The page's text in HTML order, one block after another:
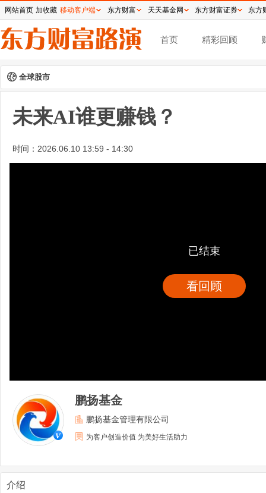
首页 精彩回顾
全球股市
未来AI谁更赚钱？
时间： 2026.06.10 13:59 - 14:30
已结束
看回顾
鹏扬基金
鹏扬基金管理有限公司
为客户创造价值 为美好生活助力
介绍
网站首页 加收藏 移动客户端 东方财富 天天基金网 东方财富证券 东方